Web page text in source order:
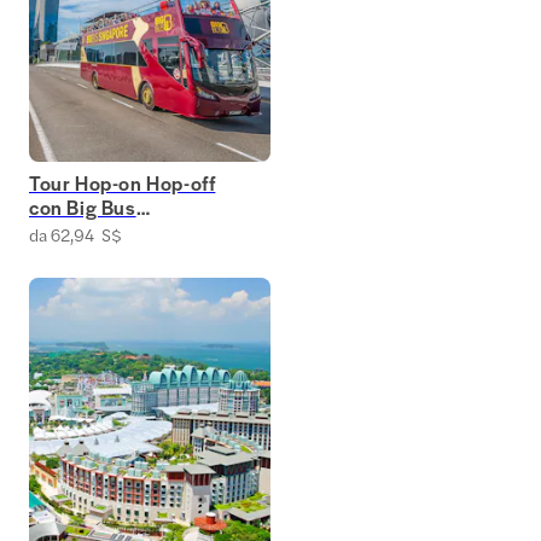
Tour Hop-on Hop-off
con Big Bus
Singapore
da 62,94 S$